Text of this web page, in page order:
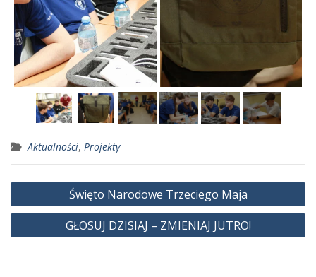
Aktualności, Projekty
Nawigacja
wpisu
Święto Narodowe Trzeciego Maja
GŁOSUJ DZISIAJ – ZMIENIAJ JUTRO!